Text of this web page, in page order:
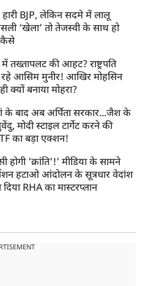
हारी BJP, लेकिन सदमे में लालू
‘खेला’ तो तेजस्वी के साथ हो
कैसे
में तख्तापलट की आहट? राष्ट्रपति
रहे आसिम मुनीर! आखिर मोहसिन
क्यों बनाया मोहरा?
के बाद अब अर्पिता सरकार...जैश के
मोदी स्टाइल टार्गेट करने की
का बड़ा एक्शन!
होगी 'क्रांति'!' मीडिया के सामने
हटाओ आंदोलन के सूत्रधार वेदांश
दिया RHA का मास्टरप्लान